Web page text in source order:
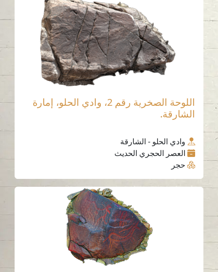
اللوحة الصخرية رقم 2، وادي الحلو، إمارة
الشارقة.
وادي الحلو - الشارقة
العصر الحجري الحديث
حجر